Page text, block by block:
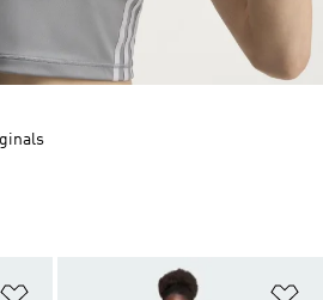
Adicionar à Lista de Desejos